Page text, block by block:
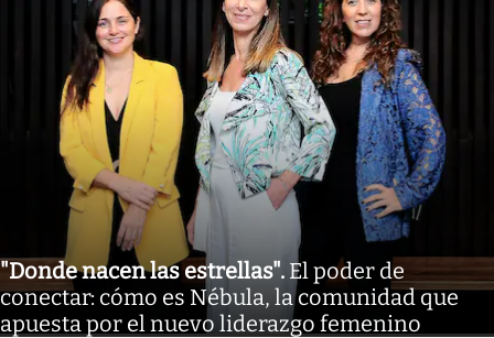
"Donde nacen las estrellas". El poder de
conectar: cómo es Nébula, la comunidad que
apuesta por el nuevo liderazgo femenino